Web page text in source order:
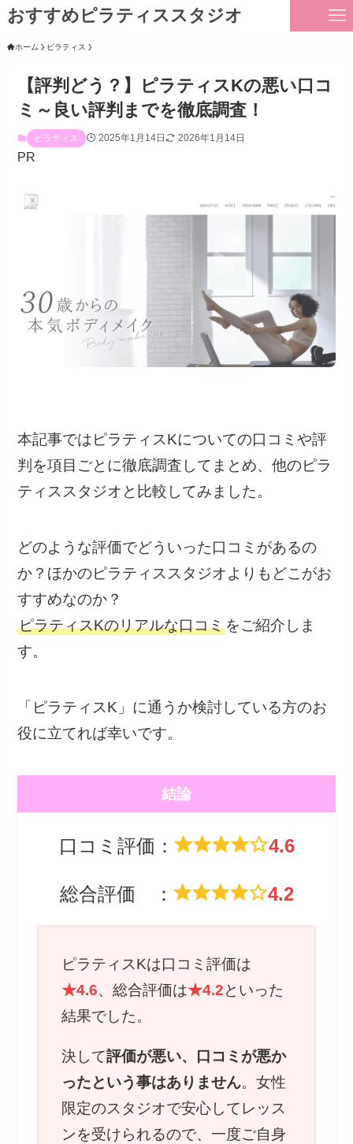
おすすめピラティススタジオ
ホーム ピラティス
【評判どう？】ピラティスKの悪い口コ
ミ～良い評判までを徹底調査！
ピラティス 2025年1月14日 2026年1月14日
PR
本記事ではピラティスKについての口コミや評
判を項目ごとに徹底調査してまとめ、他のピラ
ティススタジオと比較してみました。
どのような評価でどういった口コミがあるの
か？ほかのピラティススタジオよりもどこがお
すすめなのか？
ピラティスKのリアルな口コミをご紹介しま
す。
「ピラティスK」に通うか検討している方のお
役に立てれば幸いです。
結論
口コミ評価： 4.6
総合評価 ： 4.2
ピラティスKは口コミ評価は
★4.6、総合評価は★4.2といった
結果でした。
決して評価が悪い、口コミが悪か
ったという事はありません。女性
限定のスタジオで安心してレッス
ンを受けられるので、一度ご自身